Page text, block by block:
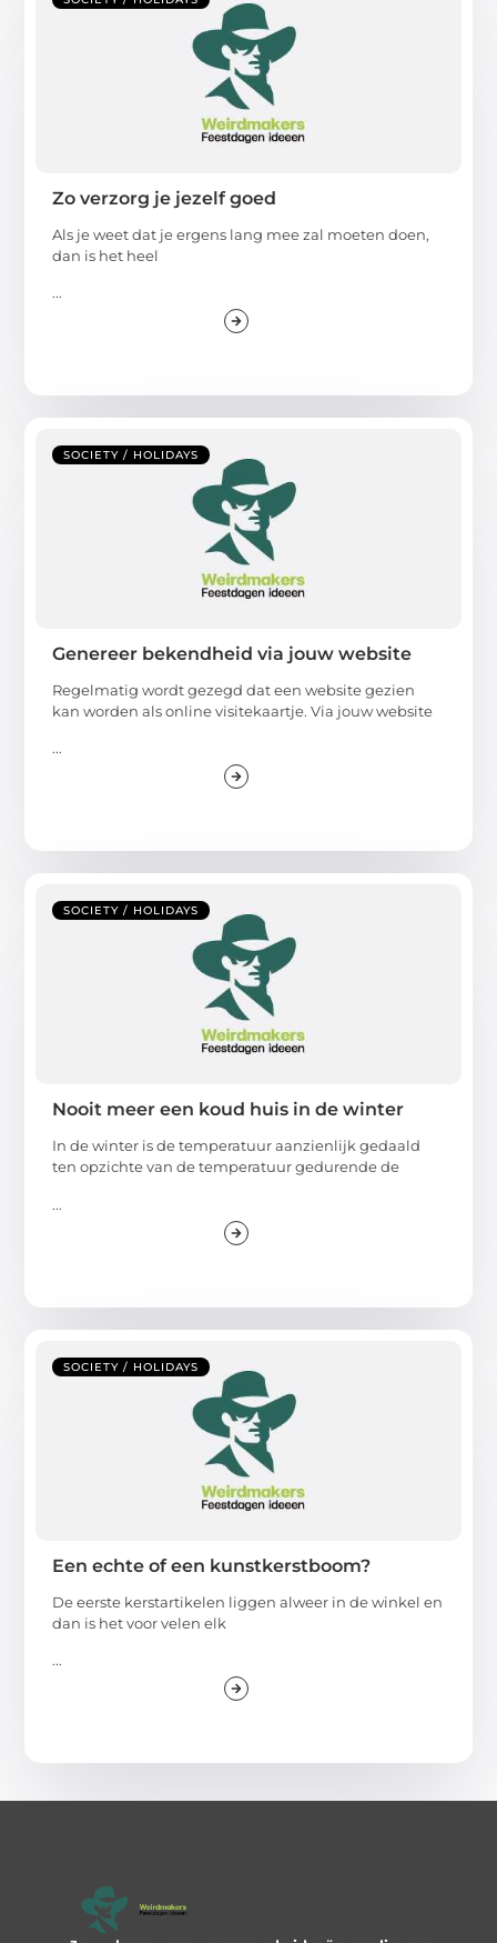
Zo verzorg je jezelf goed
Als je weet dat je ergens lang mee zal moeten doen,
dan is het heel
...
SOCIETY / HOLIDAYS
Genereer bekendheid via jouw website
Regelmatig wordt gezegd dat een website gezien
kan worden als online visitekaartje. Via jouw website
...
SOCIETY / HOLIDAYS
Nooit meer een koud huis in de winter
In de winter is de temperatuur aanzienlijk gedaald
ten opzichte van de temperatuur gedurende de
...
SOCIETY / HOLIDAYS
Een echte of een kunstkerstboom?
De eerste kerstartikelen liggen alweer in de winkel en
dan is het voor velen elk
...